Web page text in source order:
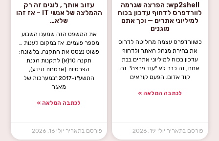
wp2shell: הפרצה שגרמה
לוורדפרס לדחוף עדכון בכוח
למיליוני אתרים — וכך אתם
מוגנים
כשוורדפרס עצמה מחליטה לדרוס
את בחירת מנהל האתר ולדחוף
עדכון בכוח למיליוני אתרים בבת
אחת, זה כבר לא "עוד פרצה". זה
קוד אדום. הפעם קוראים
לכתבה המלאה »
יולי 19, 2026
עזוב אותך , לוגים זה רק
ההמלצה של אנשי IT – אז זהו
שלא…
את המשפט הזה שמענו השבוע
מספר פעמים. אז במקום לענות …
פשוט נצטט את התקנה, בלשונה:
תקנה 10(א) לתקנות הגנת
הפרטיות (אבטחת מידע),
התשע"ז-2017:"במערכות של
מאגר
לכתבה המלאה »
יולי 16, 2026